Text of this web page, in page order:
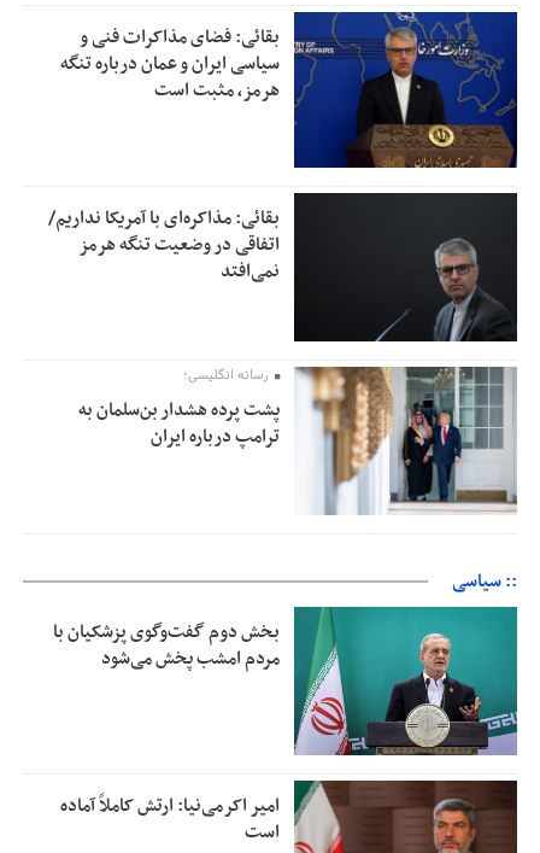
بقائی: فضای مذاکرات فنی و
سیاسی ایران و عمان درباره تنگه
هرمز، مثبت است
بقائی: مذاکره‌ای با آمریکا نداریم/
اتفاقی در وضعیت تنگه هرمز
نمی‌افتد
رسانه انگلیسی؛
پشت پرده هشدار بن‌سلمان به
ترامپ درباره ایران
:: سیاسی
بخش دوم گفت‌وگوی پزشکیان با
مردم امشب پخش می‌شود
امیر اکرمی‌نیا: ارتش کاملاً آماده
است